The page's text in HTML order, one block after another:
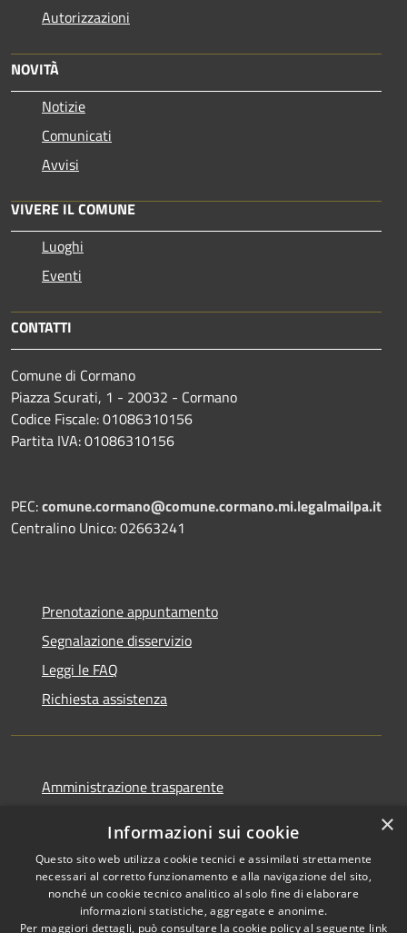
Autorizzazioni
NOVITÀ
Notizie
Comunicati
Avvisi
VIVERE IL COMUNE
Luoghi
Eventi
CONTATTI
Comune di Cormano
Piazza Scurati, 1 - 20032 - Cormano
Codice Fiscale: 01086310156
Partita IVA: 01086310156
PEC:comune.cormano@comune.cormano.mi.legalmailpa.it
Centralino Unico: 02663241
Prenotazione appuntamento
Segnalazione disservizio
Leggi le FAQ
Richiesta assistenza
Amministrazione trasparente
Dichiarazione di accessibilità
×
Informazioni sui cookie
Questo sito web utilizza cookie tecnici e assimilati strettamente
necessari al corretto funzionamento e alla navigazione del sito,
nonché un cookie tecnico analitico al solo fine di elaborare
informazioni statistiche, aggregate e anonime.
Per maggiori dettagli, può consultare la cookie policy al seguente link